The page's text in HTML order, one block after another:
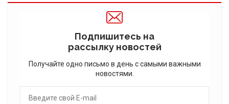
Подпишитесь на
рассылку новостей
Получайте одно письмо в день с самыми важными
новостями.